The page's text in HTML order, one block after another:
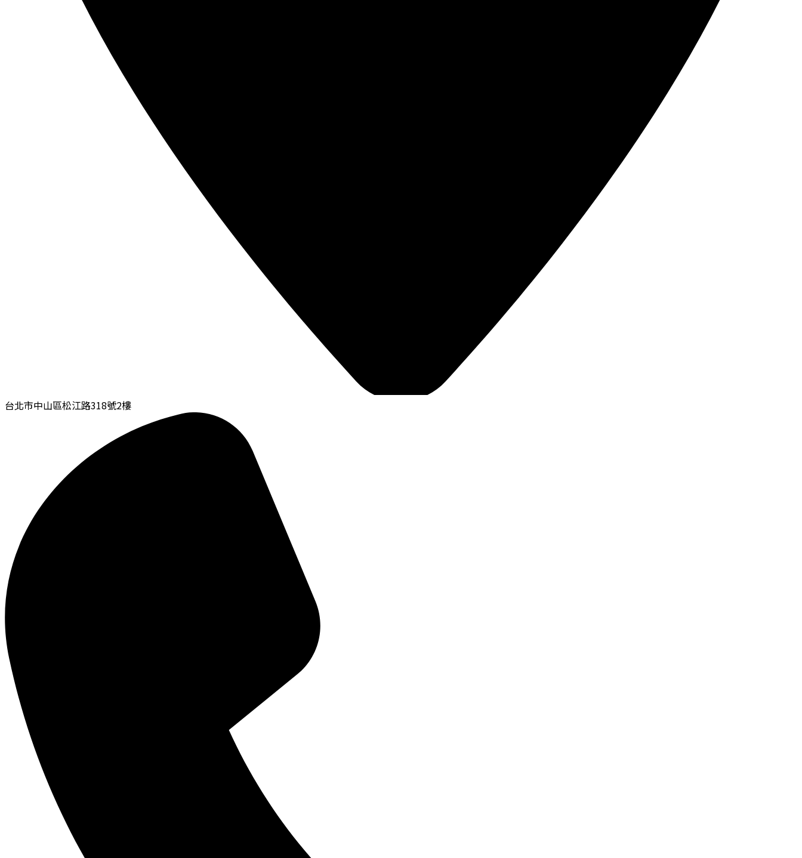
台北市中山區松江路318號2樓